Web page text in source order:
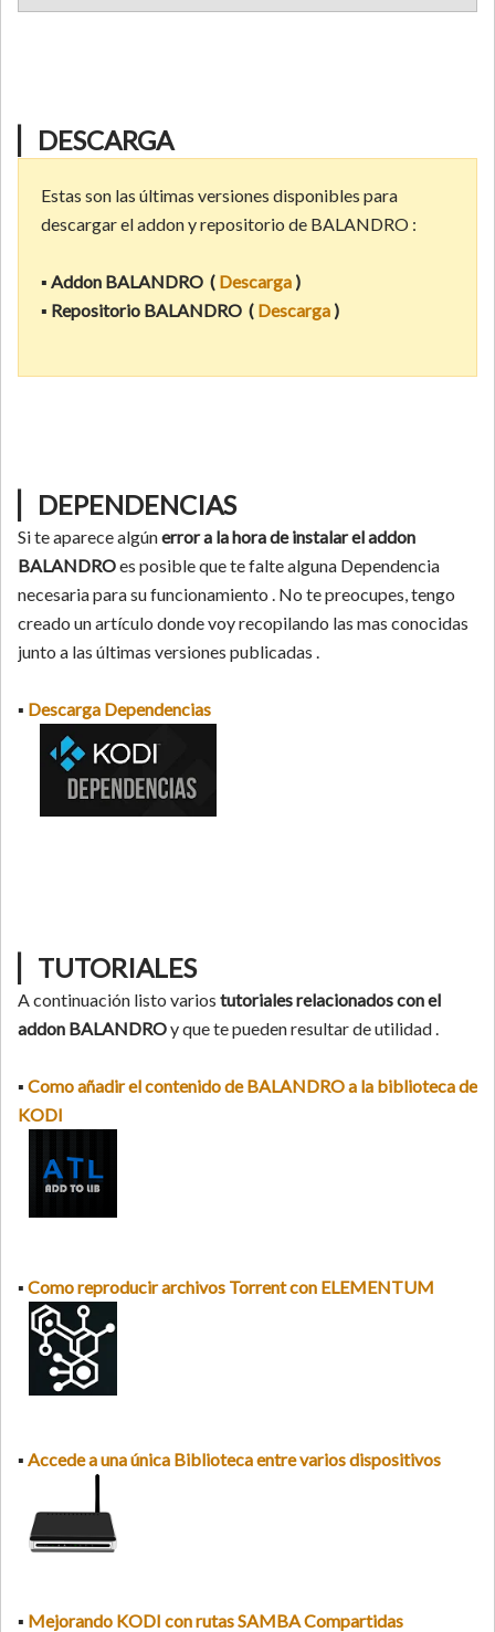
DESCARGA
Estas son las últimas versiones disponibles para
descargar el addon y repositorio de BALANDRO :
▪ Addon BALANDRO ( Descarga )
▪ Repositorio BALANDRO ( Descarga )
DEPENDENCIAS
Si te aparece algúnerror a la hora de instalar el addon
BALANDROes posible que te falte alguna Dependencia
necesaria para su funcionamiento . No te preocupes, tengo
creado un artículo donde voy recopilando las mas conocidas
junto a las últimas versiones publicadas .
▪ Descarga Dependencias
TUTORIALES
A continuación listo varios tutoriales relacionados con el
addon BALANDROy que te pueden resultar de utilidad .
▪ Como añadir el contenido de BALANDROa la biblioteca de
KODI
▪ Como reproducir archivos Torrent con ELEMENTUM
▪ Accede a una única Biblioteca entre varios dispositivos
▪ Mejorando KODI con rutas SAMBA Compartidas